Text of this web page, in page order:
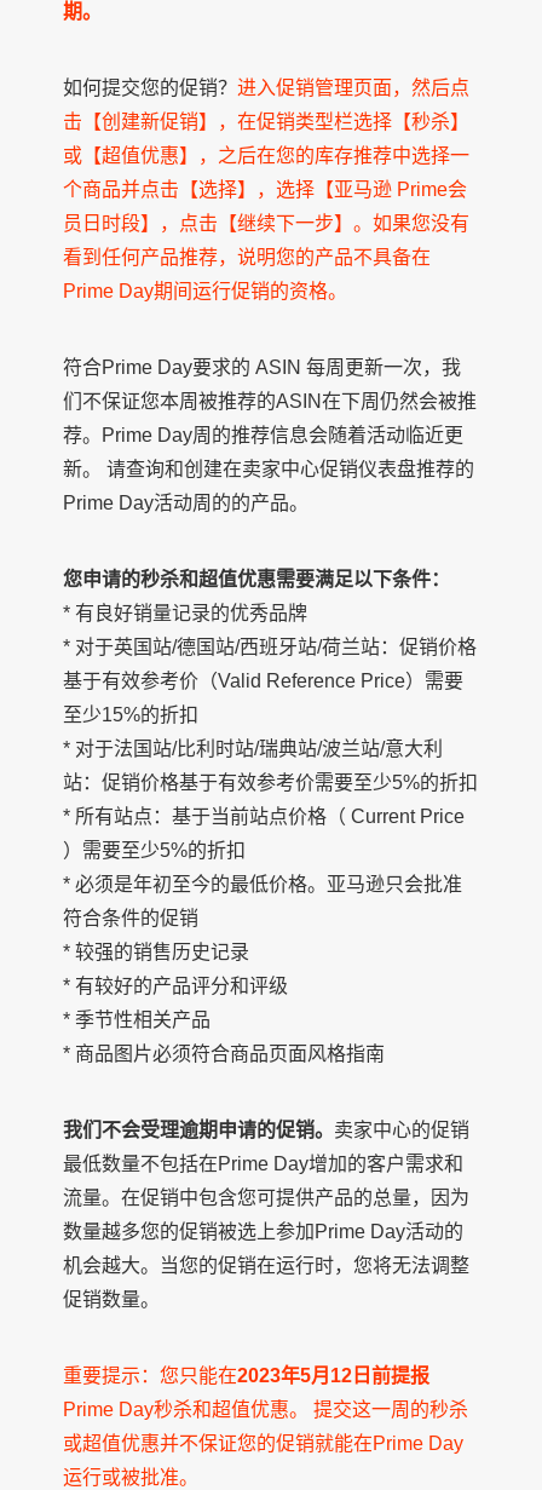
期。
如何提交您的促销？进入促销管理页面，然后点
击【创建新促销】，在促销类型栏选择【秒杀】
或【超值优惠】，之后在您的库存推荐中选择一
个商品并点击【选择】，选择【亚马逊 Prime会
员日时段】，点击【继续下一步】。如果您没有
看到任何产品推荐，说明您的产品不具备在
Prime Day期间运行促销的资格。
符合Prime Day要求的 ASIN 每周更新一次，我
们不保证您本周被推荐的ASIN在下周仍然会被推
荐。Prime Day周的推荐信息会随着活动临近更
新。 请查询和创建在卖家中心促销仪表盘推荐的
Prime Day活动周的的产品。
您申请的秒杀和超值优惠需要满足以下条件：
* 有良好销量记录的优秀品牌
* 对于英国站/德国站/西班牙站/荷兰站：促销价格
基于有效参考价（Valid Reference Price）需要
至少15%的折扣
* 对于法国站/比利时站/瑞典站/波兰站/意大利
站：促销价格基于有效参考价需要至少5%的折扣
* 所有站点：基于当前站点价格（ Current Price
）需要至少5%的折扣
* 必须是年初至今的最低价格。亚马逊只会批准
符合条件的促销
* 较强的销售历史记录
* 有较好的产品评分和评级
* 季节性相关产品
* 商品图片必须符合商品页面风格指南
我们不会受理逾期申请的促销。 卖家中心的促销
最低数量不包括在Prime Day增加的客户需求和
流量。在促销中包含您可提供产品的总量，因为
数量越多您的促销被选上参加Prime Day活动的
机会越大。当您的促销在运行时，您将无法调整
促销数量。
重要提示：您只能在2023年5月12日前提报
Prime Day秒杀和超值优惠。 提交这一周的秒杀
或超值优惠并不保证您的促销就能在Prime Day
运行或被批准。